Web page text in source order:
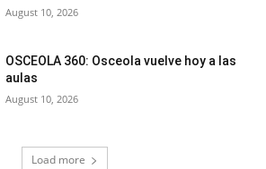
August 10, 2026
OSCEOLA 360: Osceola vuelve hoy a las
aulas
August 10, 2026
Load more